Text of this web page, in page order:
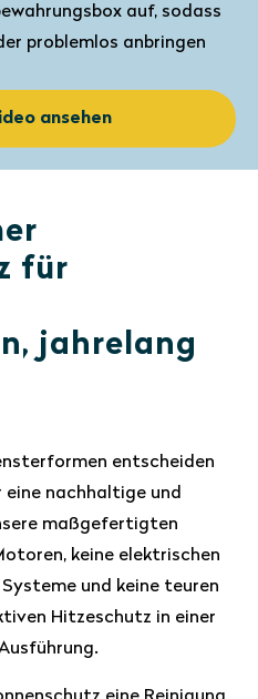
auf, sodass
problemlos anbringen
ansehen
für
jahrelang
entscheiden
eine nachhaltige und
maßgefertigten
keine elektrischen
und keine teuren
Hitzeschutz in einer